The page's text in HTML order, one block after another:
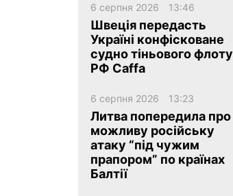
en
6 серпня 2026 13:46
Швеція передасть
Україні конфісковане
судно тіньового флоту
РФ Caffa
6 серпня 2026 13:23
Литва попередила про
можливу російську
атаку “під чужим
прапором” по країнах
Балтії